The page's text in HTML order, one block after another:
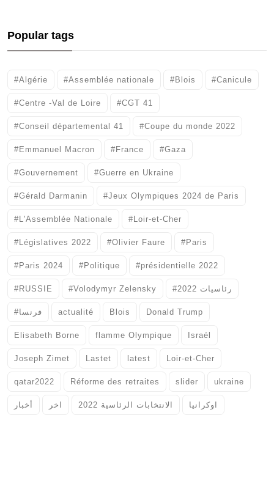
Popular tags
#Algérie #Assemblée nationale #Blois #Canicule
#Centre -Val de Loire #CGT 41
#Conseil départemental 41 #Coupe du monde 2022
#Emmanuel Macron #France #Gaza
#Gouvernement #Guerre en Ukraine
#Gérald Darmanin #Jeux Olympiques 2024 de Paris
#L'Assemblée Nationale #Loir-et-Cher
#Législatives 2022 #Olivier Faure #Paris
#Paris 2024 #Politique #présidentielle 2022
#RUSSIE #Volodymyr Zelensky #رئاسيات 2022
#فرنسا actualité Blois Donald Trump
Elisabeth Borne flamme Olympique Israél
Joseph Zimet Lastet latest Loir-et-Cher
qatar2022 Réforme des retraites slider ukraine
أخبار اخر الانتخابات الرئاسية 2022 اوكرانيا